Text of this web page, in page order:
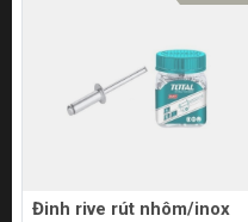
Đinh rive rút nhôm/inox